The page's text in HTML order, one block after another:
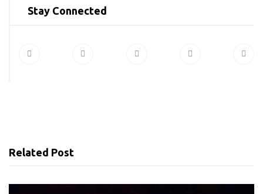
Stay Connected
Related Post